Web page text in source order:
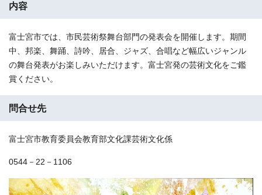
内容
富士宮市では、市民芸術祭舞台部門の発表会を開催します。期間
中、邦楽、舞踊、詩吟、居合、ジャズ、合唱など幅広いジャンル
の舞台発表がお楽しみいただけます。富士宮発の芸術文化をご鑑
賞ください。
問合せ先
富士宮市教育委員会教育部文化課芸術文化係
0544－22－1106